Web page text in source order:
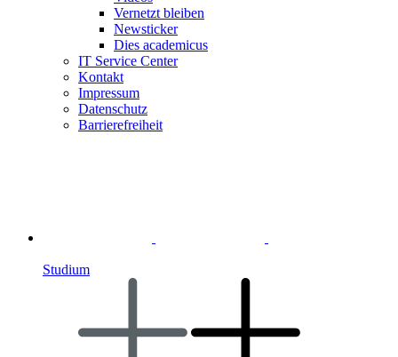
Vernetzt bleiben
Newsticker
Dies academicus
IT Service Center
Kontakt
Impressum
Datenschutz
Barrierefreiheit
Studium